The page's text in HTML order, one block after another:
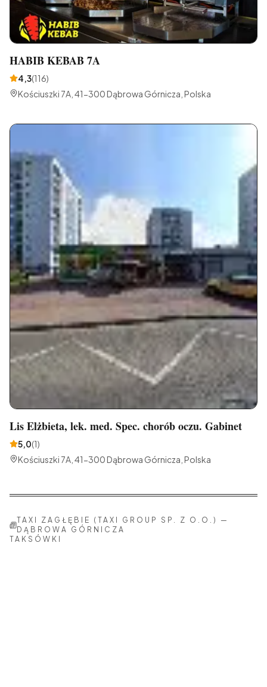
HABIB KEBAB 7A
4,3(116)
Kościuszki 7A, 41-300 Dąbrowa Górnicza, Polska
Lis Elżbieta, lek. med. Spec. chorób oczu. Gabinet
5,0(1)
Kościuszki 7A, 41-300 Dąbrowa Górnicza, Polska
TAXI ZAGŁĘBIE (TAXI GROUP SP. Z O.O.)
—
DĄBROWA GÓRNICZA
TAKSÓWKI